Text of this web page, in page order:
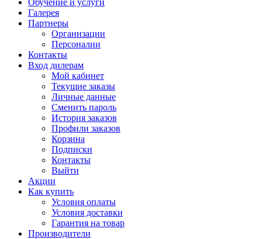
Обучение и услуги
Галерея
Партнеры
Организации
Персоналии
Контакты
Вход дилерам
Мой кабинет
Текущие заказы
Личные данные
Сменить пароль
История заказов
Профили заказов
Корзина
Подписки
Контакты
Выйти
Акции
Как купить
Условия оплаты
Условия доставки
Гарантия на товар
Производители